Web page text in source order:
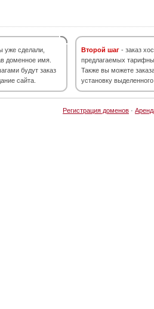
уже сделали,
доменное имя.
будут заказ
сайта.
Второй шаг - заказ
предлагаемых
Также вы можете
установку выделенного
Регистрация доменов ·